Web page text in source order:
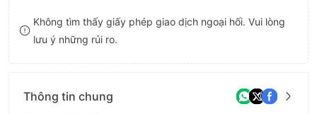
9 7
8
Không tìm thấy giấy phép giao dịch ngoại hối. Vui lòng
lưu ý những rủi ro.
Thông tin chung